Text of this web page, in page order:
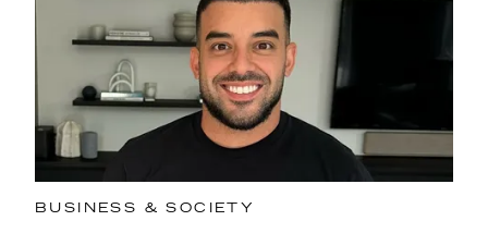
BUSINESS & SOCIETY